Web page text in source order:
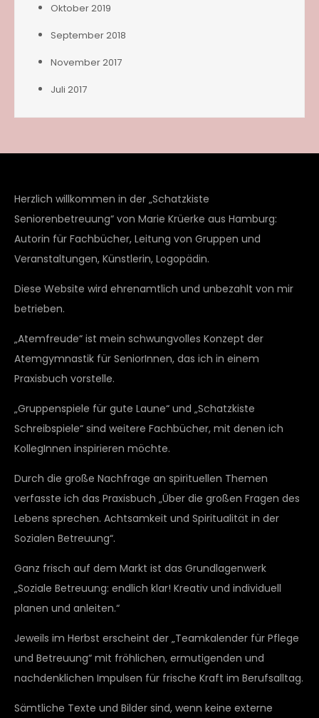
Oktober 2019
September 2018
November 2017
Juli 2017
Herzlich willkommen in der „Schatzkiste
Seniorenbetreuung“ von Marie Krüerke aus Hamburg:
Autorin für Fachbücher, Leitung von Gruppen und
Veranstaltungen, Künstlerin, Logopädin.
Diese Website wird ehrenamtlich und unbezahlt von mir
betrieben.
„Atemfreude“ ist mein schwungvolles Konzept der
Atemgymnastik für SeniorInnen, das ich in einem
Praxisbuch vorstelle.
„Gruppenspiele für gute Laune“ und „Schatzkiste
Schreibspiele“ sind weitere Fachbücher, mit denen ich
KollegInnen inspirieren möchte.
Durch die große Nachfrage an spirituellen Themen
verfasste ich das Praxisbuch „Über die großen Fragen des
Lebens sprechen. Achtsamkeit und Spiritualität in der
Sozialen Betreuung“.
Ganz frisch auf dem Markt ist das Grundlagenwerk
„Soziale Betreuung: endlich klar! Kreativ und individuell
planen und anleiten.“
Jeweils im Herbst erscheint der „Teamkalender für Pflege
und Betreuung“ mit fröhlichen, ermutigenden und
nachdenklichen Impulsen für frische Kraft im Berufsalltag.
Sämtliche Texte und Bilder sind, wenn keine externe